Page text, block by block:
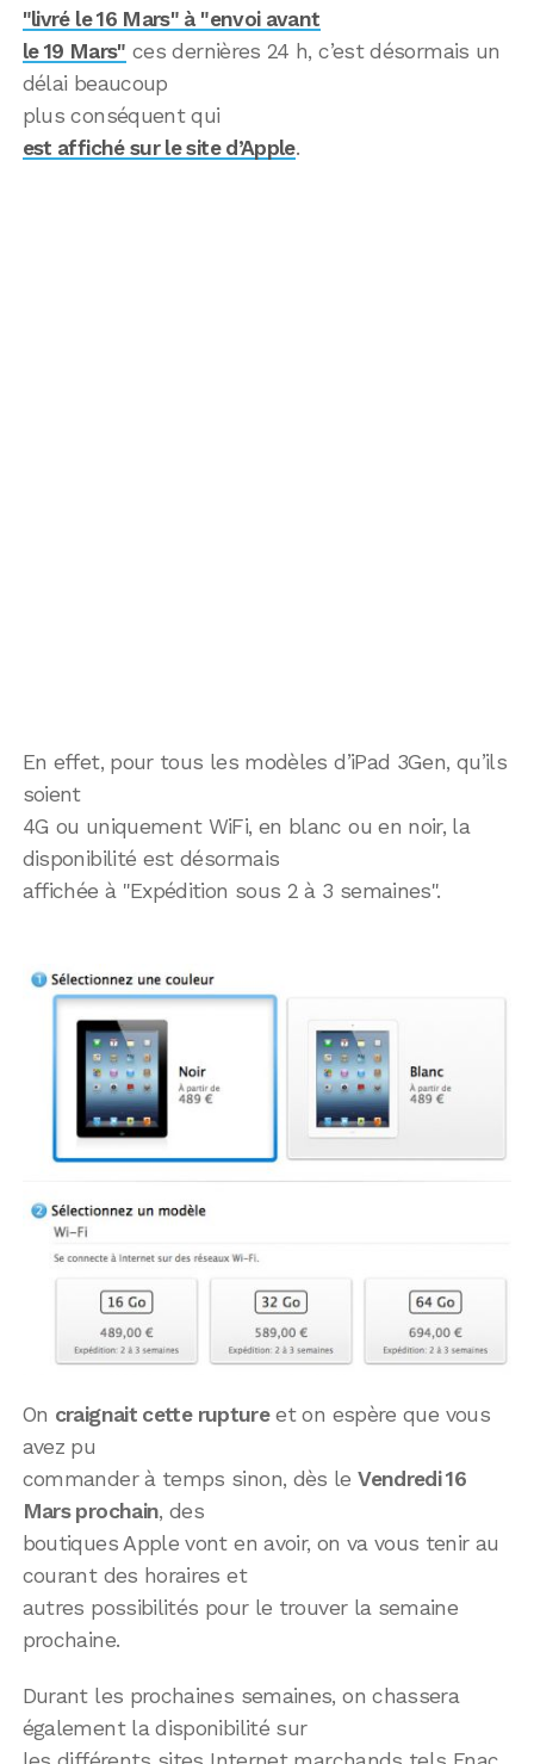
"livré le 16 Mars" à "envoi avant
le 19 Mars" ces dernières 24 h, c’est désormais un
délai beaucoup
plus conséquent qui
est affiché sur le site d’Apple.
En effet, pour tous les modèles d’iPad 3Gen, qu’ils
soient
4G ou uniquement WiFi, en blanc ou en noir, la
disponibilité est désormais
affichée à "Expédition sous 2 à 3 semaines".
On craignait cette ruptureet on espère que vous
avez pu
commander à temps sinon, dès leVendredi 16
Mars prochain, des
boutiques Apple vont en avoir, on va vous tenir au
courant des horaires et
autres possibilités pour le trouver la semaine
prochaine.
Durant les prochaines semaines, on chassera
également la disponibilité sur